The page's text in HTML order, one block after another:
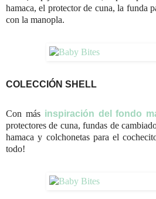
hamaca, el protector de cuna, la funda
con la manopla.
COLECCIÓN SHELL
Con más inspiración del fondo
protectores de cuna, fundas de
hamaca y colchonetas para el
todo!